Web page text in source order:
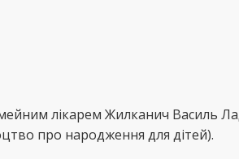
лікарем Жилканич Василь
про народження для дітей).